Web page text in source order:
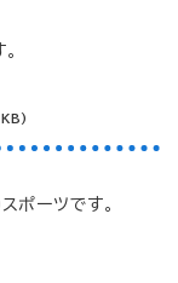
ポーツです。